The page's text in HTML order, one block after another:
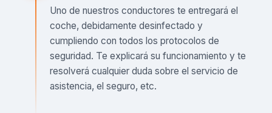
Uno de nuestros conductores te entregará el
coche, debidamente desinfectado y
cumpliendo con todos los protocolos de
seguridad. Te explicará su funcionamiento y te
resolverá cualquier duda sobre el servicio de
asistencia, el seguro, etc.